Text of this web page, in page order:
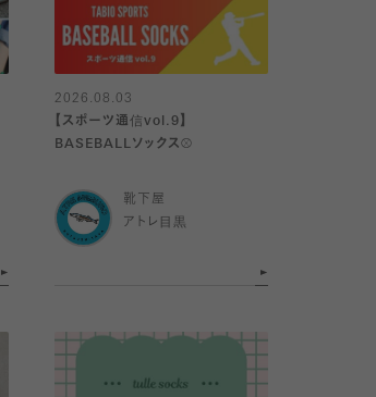
2026.08.03
【スポーツ通信vol.9】
BASEBALLソックス⚾️
靴下屋
アトレ目黒